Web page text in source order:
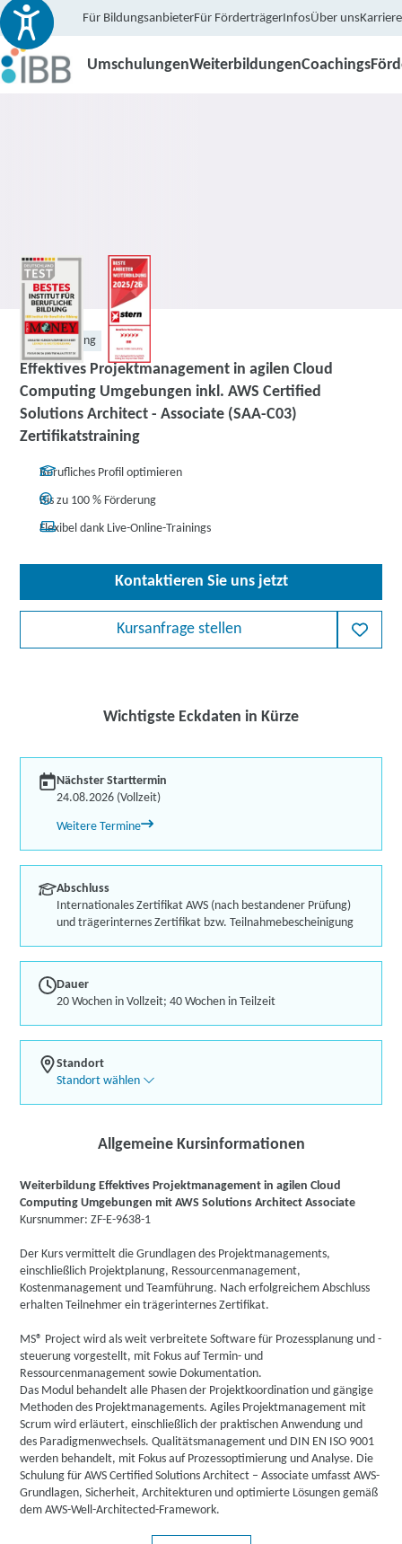
Für BildungsanbieterFür FörderträgerInfosÜber unsKarriere
UmschulungenWeiterbildungenCoachings
Weiterbildung
Effektives Projektmanagement in agilen Cloud
Computing Umgebungen inkl. AWS Certified
Solutions Architect - Associate (SAA-C03)
Zertifikatstraining
Berufliches Profil optimieren
Bis zu 100 % Förderung
Flexibel dank Live-Online-Trainings
Kontaktieren Sie uns jetzt
Kursanfrage stellen
Wichtigste Eckdaten in Kürze
Nächster Starttermin
24.08.2026 (Vollzeit)
Weitere Termine
Abschluss
Internationales Zertifikat AWS (nach bestandener Prüfung)
und trägerinternes Zertifikat bzw. Teilnahmebescheinigung
Dauer
20 Wochen in Vollzeit; 40 Wochen in Teilzeit
Standort
Standort wählen
Allgemeine Kursinformationen
Weiterbildung Effektives Projektmanagement in agilen Cloud
Computing Umgebungen mit AWS Solutions Architect Associate
Kursnummer: ZF-E-9638-1
Der Kurs vermittelt die Grundlagen des Projektmanagements,
einschließlich Projektplanung, Ressourcenmanagement,
Kostenmanagement und Teamführung. Nach erfolgreichem Abschluss
erhalten Teilnehmer ein trägerinternes Zertifikat.
MS® Project wird als weit verbreitete Software für Prozessplanung und -
steuerung vorgestellt, mit Fokus auf Termin- und
Ressourcenmanagement sowie Dokumentation.
Das Modul behandelt alle Phasen der Projektkoordination und gängige
Methoden des Projektmanagements. Agiles Projektmanagement mit
Scrum wird erläutert, einschließlich der praktischen Anwendung und
des Paradigmenwechsels. Qualitätsmanagement und DIN EN ISO 9001
werden behandelt, mit Fokus auf Prozessoptimierung und Analyse. Die
Schulung für AWS Certified Solutions Architect – Associate umfasst AWS-
Grundlagen, Sicherheit, Architekturen und optimierte Lösungen gemäß
dem AWS-Well-Architected-Framework.